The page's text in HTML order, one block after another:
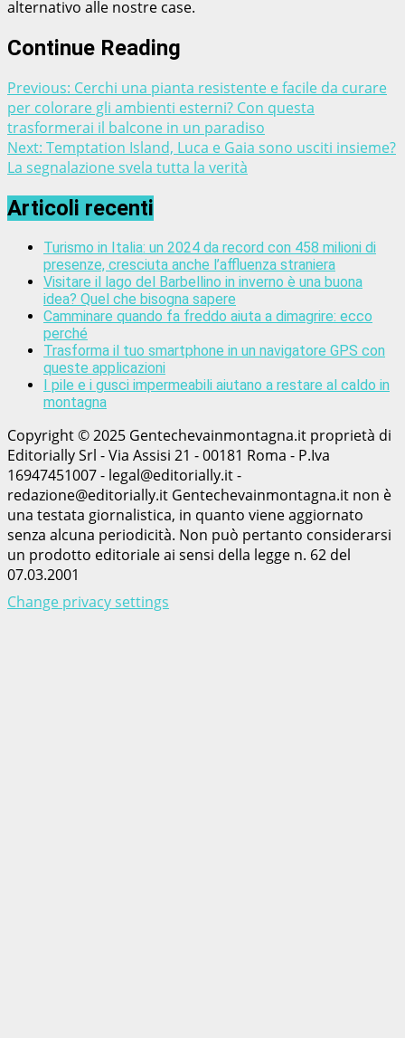
alternativo alle nostre case.
Continue Reading
Previous: Cerchi una pianta resistente e facile da curare
per colorare gli ambienti esterni? Con questa
trasformerai il balcone in un paradiso
Next: Temptation Island, Luca e Gaia sono usciti insieme?
La segnalazione svela tutta la verità
Articoli recenti
Turismo in Italia: un 2024 da record con 458 milioni di
presenze, cresciuta anche l’affluenza straniera
Visitare il lago del Barbellino in inverno è una buona
idea? Quel che bisogna sapere
Camminare quando fa freddo aiuta a dimagrire: ecco
perché
Trasforma il tuo smartphone in un navigatore GPS con
queste applicazioni
I pile e i gusci impermeabili aiutano a restare al caldo in
montagna
Copyright © 2025 Gentechevainmontagna.it proprietà di
Editorially Srl - Via Assisi 21 - 00181 Roma - P.Iva
16947451007 - legal@editorially.it -
redazione@editorially.it Gentechevainmontagna.it non è
una testata giornalistica, in quanto viene aggiornato
senza alcuna periodicità. Non può pertanto considerarsi
un prodotto editoriale ai sensi della legge n. 62 del
07.03.2001
Change privacy settings